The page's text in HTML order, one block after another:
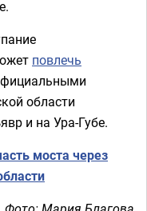
повлечь
области
и на Ура-Губе.
моста через